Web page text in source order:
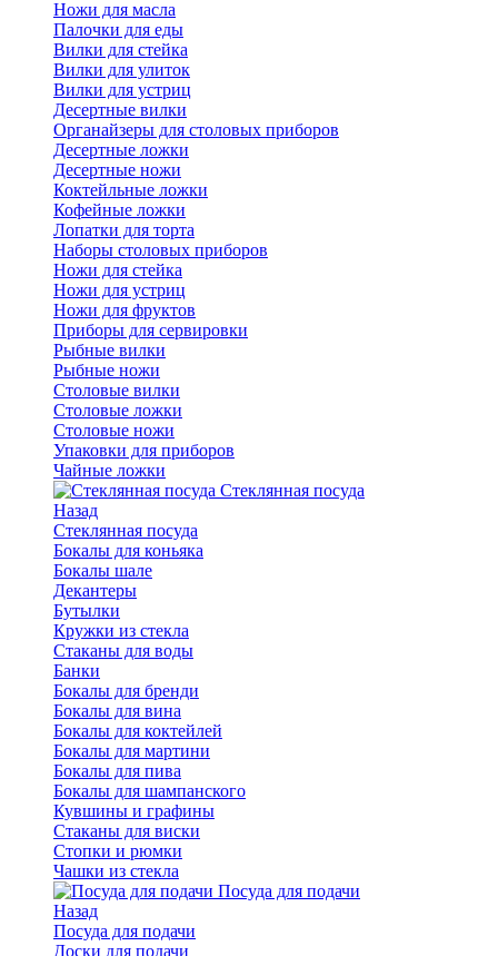
Ножи для масла
Палочки для еды
Вилки для стейка
Вилки для улиток
Вилки для устриц
Десертные вилки
Органайзеры для столовых приборов
Десертные ложки
Десертные ножи
Коктейльные ложки
Кофейные ложки
Лопатки для торта
Наборы столовых приборов
Ножи для стейка
Ножи для устриц
Ножи для фруктов
Приборы для сервировки
Рыбные вилки
Рыбные ножи
Столовые вилки
Столовые ложки
Столовые ножи
Упаковки для приборов
Чайные ложки
Стеклянная посуда
Назад
Стеклянная посуда
Бокалы для коньяка
Бокалы шале
Декантеры
Бутылки
Кружки из стекла
Стаканы для воды
Банки
Бокалы для бренди
Бокалы для вина
Бокалы для коктейлей
Бокалы для мартини
Бокалы для пива
Бокалы для шампанского
Кувшины и графины
Стаканы для виски
Стопки и рюмки
Чашки из стекла
Посуда для подачи
Назад
Посуда для подачи
Доски для подачи